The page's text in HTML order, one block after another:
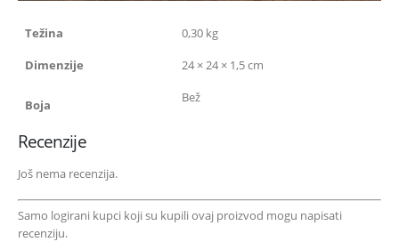
Težina
0,30 kg
Dimenzije
24 × 24 × 1,5 cm
Boja Bež
Recenzije
Još nema recenzija.
Samo logirani kupci koji su kupili ovaj proizvod mogu napisati
recenziju.